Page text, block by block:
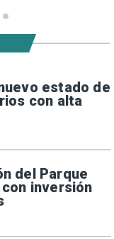
estado de
con alta
del Parque
inversión